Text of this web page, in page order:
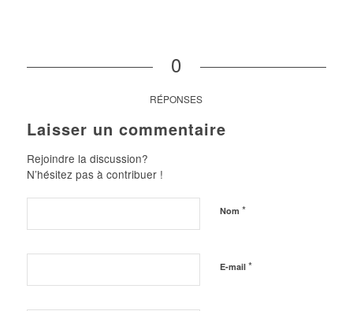
0
RÉPONSES
Laisser un commentaire
Rejoindre la discussion?
N’hésitez pas à contribuer !
Nom *
E-mail *